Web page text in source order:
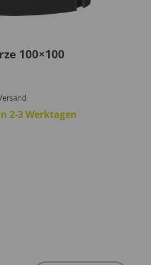
100×100
2-3 Werktagen